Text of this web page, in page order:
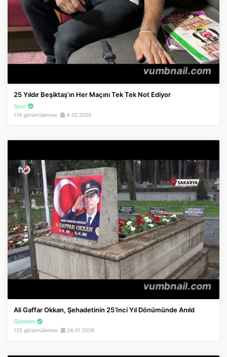
25 Yıldır Beşiktaş’ın Her Maçını Tek Tek Not Ediyor
Spor
116 görüntülenme 4.02.2026
Ali Gaffar Okkan, Şehadetinin 25’inci Yıl Dönümünde Anıld
Gündem
125 görüntülenme 24.01.2026